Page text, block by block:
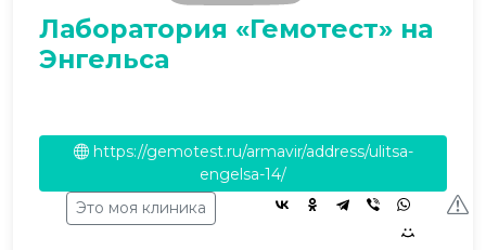
Лаборатория «Гемотест» на
Энгельса
https://gemotest.ru/armavir/address/ulitsa-
engelsa-14/
Это моя клиника